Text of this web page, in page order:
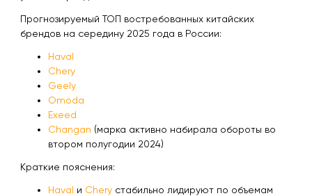
Прогнозируемый ТОП востребованных китайских
брендов на середину 2025 года в России:
Haval
Chery
Geely
Omoda
Exeed
Changan (марка активно набирала обороты во
втором полугодии 2024)
Краткие пояснения:
Haval и Chery стабильно лидируют по объемам